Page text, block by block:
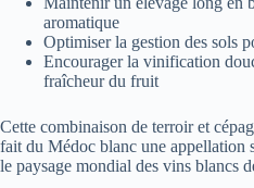
aromatique
Optimiser la gestion des sols
Encourager la vinification
fraîcheur du fruit
Cette combinaison de terroir et
fait du Médoc blanc une appellation
le paysage mondial des vins blancs